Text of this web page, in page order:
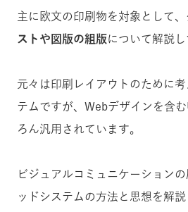
主に欧文の印刷物を対象として、
ストや図版の組版について解説し
元々は印刷レイアウトのために
テムですが、Webデザインを含
ろん汎用されています。
ビジュアルコミュニケーション
ッドシステムの方法と思想を解